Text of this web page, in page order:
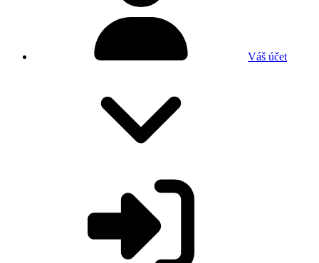
Váš účet